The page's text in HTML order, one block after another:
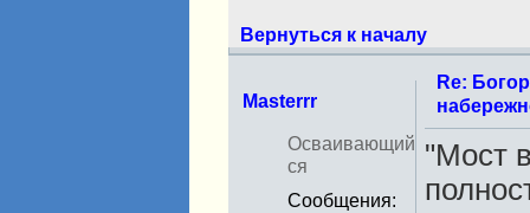
Вернуться к началу
Masterrr
Осваивающий
ся
Сообщения:
Re:
"Мост